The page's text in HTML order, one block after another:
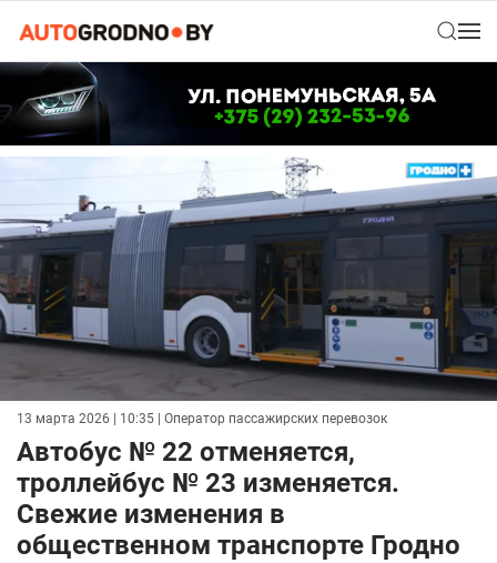
13 марта 2026 | 10:35 | Оператор пассажирских перевозок
Автобус № 22 отменяется,
троллейбус № 23 изменяется.
Свежие изменения в
общественном транспорте Гродно